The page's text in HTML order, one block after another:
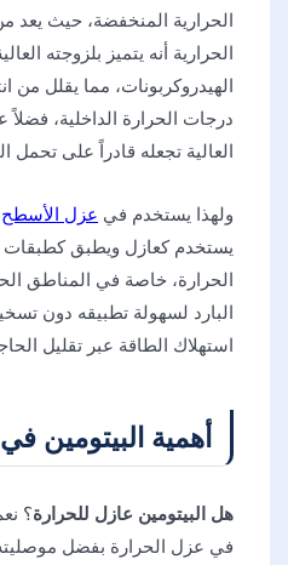
الحرارية المنخفضة، حيث يعد
الحرارية أنه يتميز بلزوجته
الهيدروكربونات، مما يقلل من
درجات الحرارة الداخلية،
العالية تجعله قادراً على تحمل
ولهذا يستخدم في عزل الأسطح
يستخدم كعازل ويطبق كطبقات
الحرارة، خاصة في المناطق
البارد لسهولة تطبيقه دون
استهلاك الطاقة عبر تقليل
أهمية البيتومين
هل البيتومين عازل للحرارة؟
في عزل الحرارة بفضل